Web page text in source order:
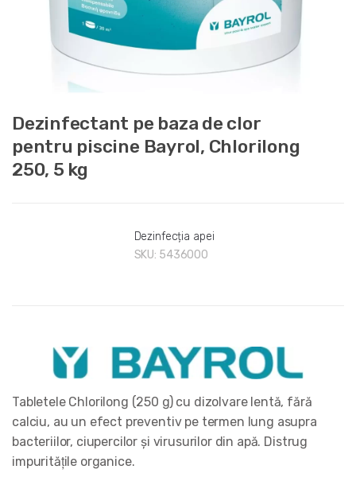
Dezinfectant pe baza de clor
pentru piscine Bayrol, Chlorilong
250, 5 kg
Dezinfecția apei
SKU: 5436000
Tabletele Chlorilong (250 g) cu dizolvare lentă, fără
calciu, au un efect preventiv pe termen lung asupra
bacteriilor, ciupercilor şi virusurilor din apă. Distrug
impurităţile organice.